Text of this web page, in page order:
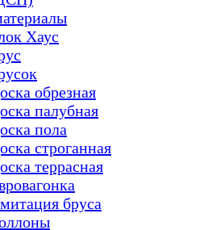
Хаус
обрезная
палубная
пола
строганная
террасная
бруса